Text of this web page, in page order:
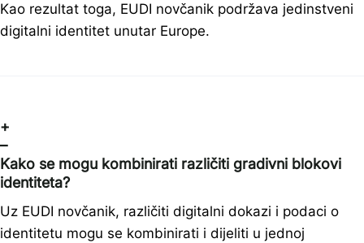
Kao rezultat toga, EUDI novčanik podržava jedinstveni
digitalni identitet unutar Europe.
+
–
Kako se mogu kombinirati različiti gradivni blokovi
identiteta?
Uz EUDI novčanik, različiti digitalni dokazi i podaci o
identitetu mogu se kombinirati i dijeliti u jednoj